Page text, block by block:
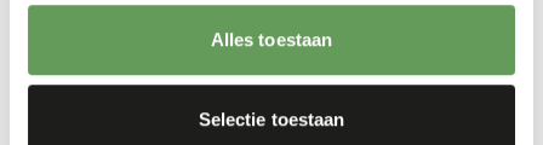
Alles toestaan
Selectie toestaan
Our assortment